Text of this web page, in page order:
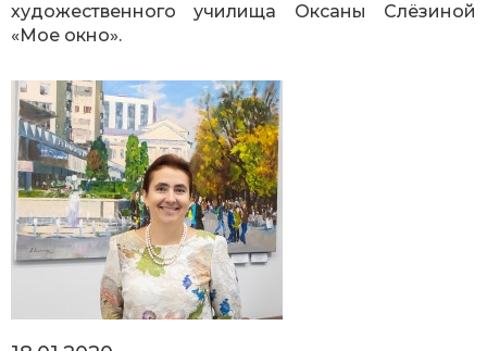
художественного училища Оксаны Слёзиной
«Мое окно».